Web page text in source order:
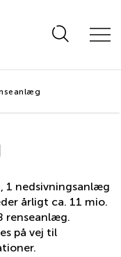
1 nedsivningsanlæg
årligt ca. 11 mio.
renseanlæg.
på vej til